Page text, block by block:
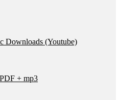
Downloads (Youtube)
+ mp3